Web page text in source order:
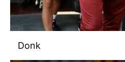
Çerezlere ilişkin tercihlerinizi
vasıtasıyla belirleyebilirsiniz.
için Ayarlar butonuna
Metnimizi
Donk